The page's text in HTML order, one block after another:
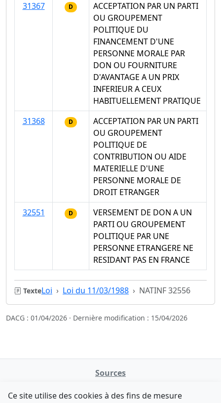
31367
D
ACCEPTATION PAR UN PARTI
OU GROUPEMENT
POLITIQUE DU
FINANCEMENT D'UNE
PERSONNE MORALE PAR
DON OU FOURNITURE
D'AVANTAGE A UN PRIX
INFERIEUR A CEUX
HABITUELLEMENT PRATIQUE
31368
D
ACCEPTATION PAR UN PARTI
OU GROUPEMENT
POLITIQUE DE
CONTRIBUTION OU AIDE
MATERIELLE D'UNE
PERSONNE MORALE DE
DROIT ETRANGER
32551
D
VERSEMENT DE DON A UN
PARTI OU GROUPEMENT
POLITIQUE PAR UNE
PERSONNE ETRANGERE NE
RESIDANT PAS EN FRANCE
TexteLoi Loi du 11/03/1988 NATINF 32556
DACG : 01/04/2026 · Dernière modification : 15/04/2026
Sources
data.gouv.fr
Ce site utilise des cookies à des fins de mesure